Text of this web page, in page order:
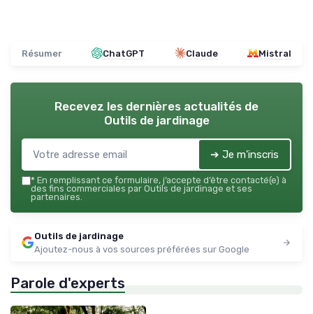
Résumer ChatGPT Claude Mistral
Recevez les dernières actualités de
Outils de jardinage
➔ Je m'inscris
* En remplissant ce formulaire, j’accepte d’être contacté(e) à
des fins commerciales par Outils de jardinage et ses
partenaires.
Outils de jardinage
Ajoutez-nous à vos sources préférées sur Google
Parole d'experts